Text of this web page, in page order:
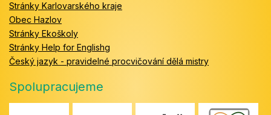
Stránky Karlovarského kraje
Obec Hazlov
Stránky Ekoškoly
Stránky Help for Englishg
Český jazyk - pravidelné procvičování dělá mistry
Spolupracujeme